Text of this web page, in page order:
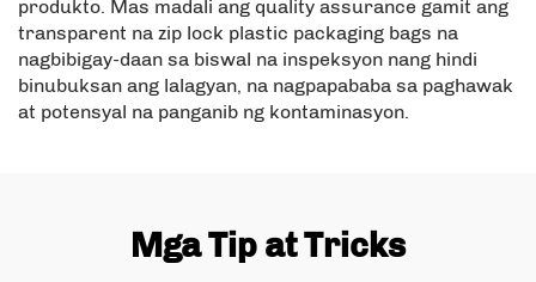
produkto. Mas madali ang quality assurance gamit ang
transparent na zip lock plastic packaging bags na
nagbibigay-daan sa biswal na inspeksyon nang hindi
binubuksan ang lalagyan, na nagpapababa sa paghawak
at potensyal na panganib ng kontaminasyon.
Mga Tip at Tricks